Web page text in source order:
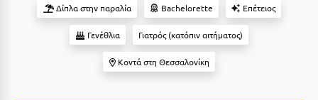
Γρεβενά
Δίπλα στην παραλία Bachelorette Επέτειος
Γενέθλια Γιατρός (κατόπιν αιτήματος)
Κοντά στη Θεσσαλονίκη